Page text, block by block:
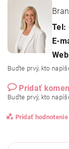
Tel:
E-
Buďte prvý, kto
Pridať
Buďte prvý, kto
Pridať hodnotenie